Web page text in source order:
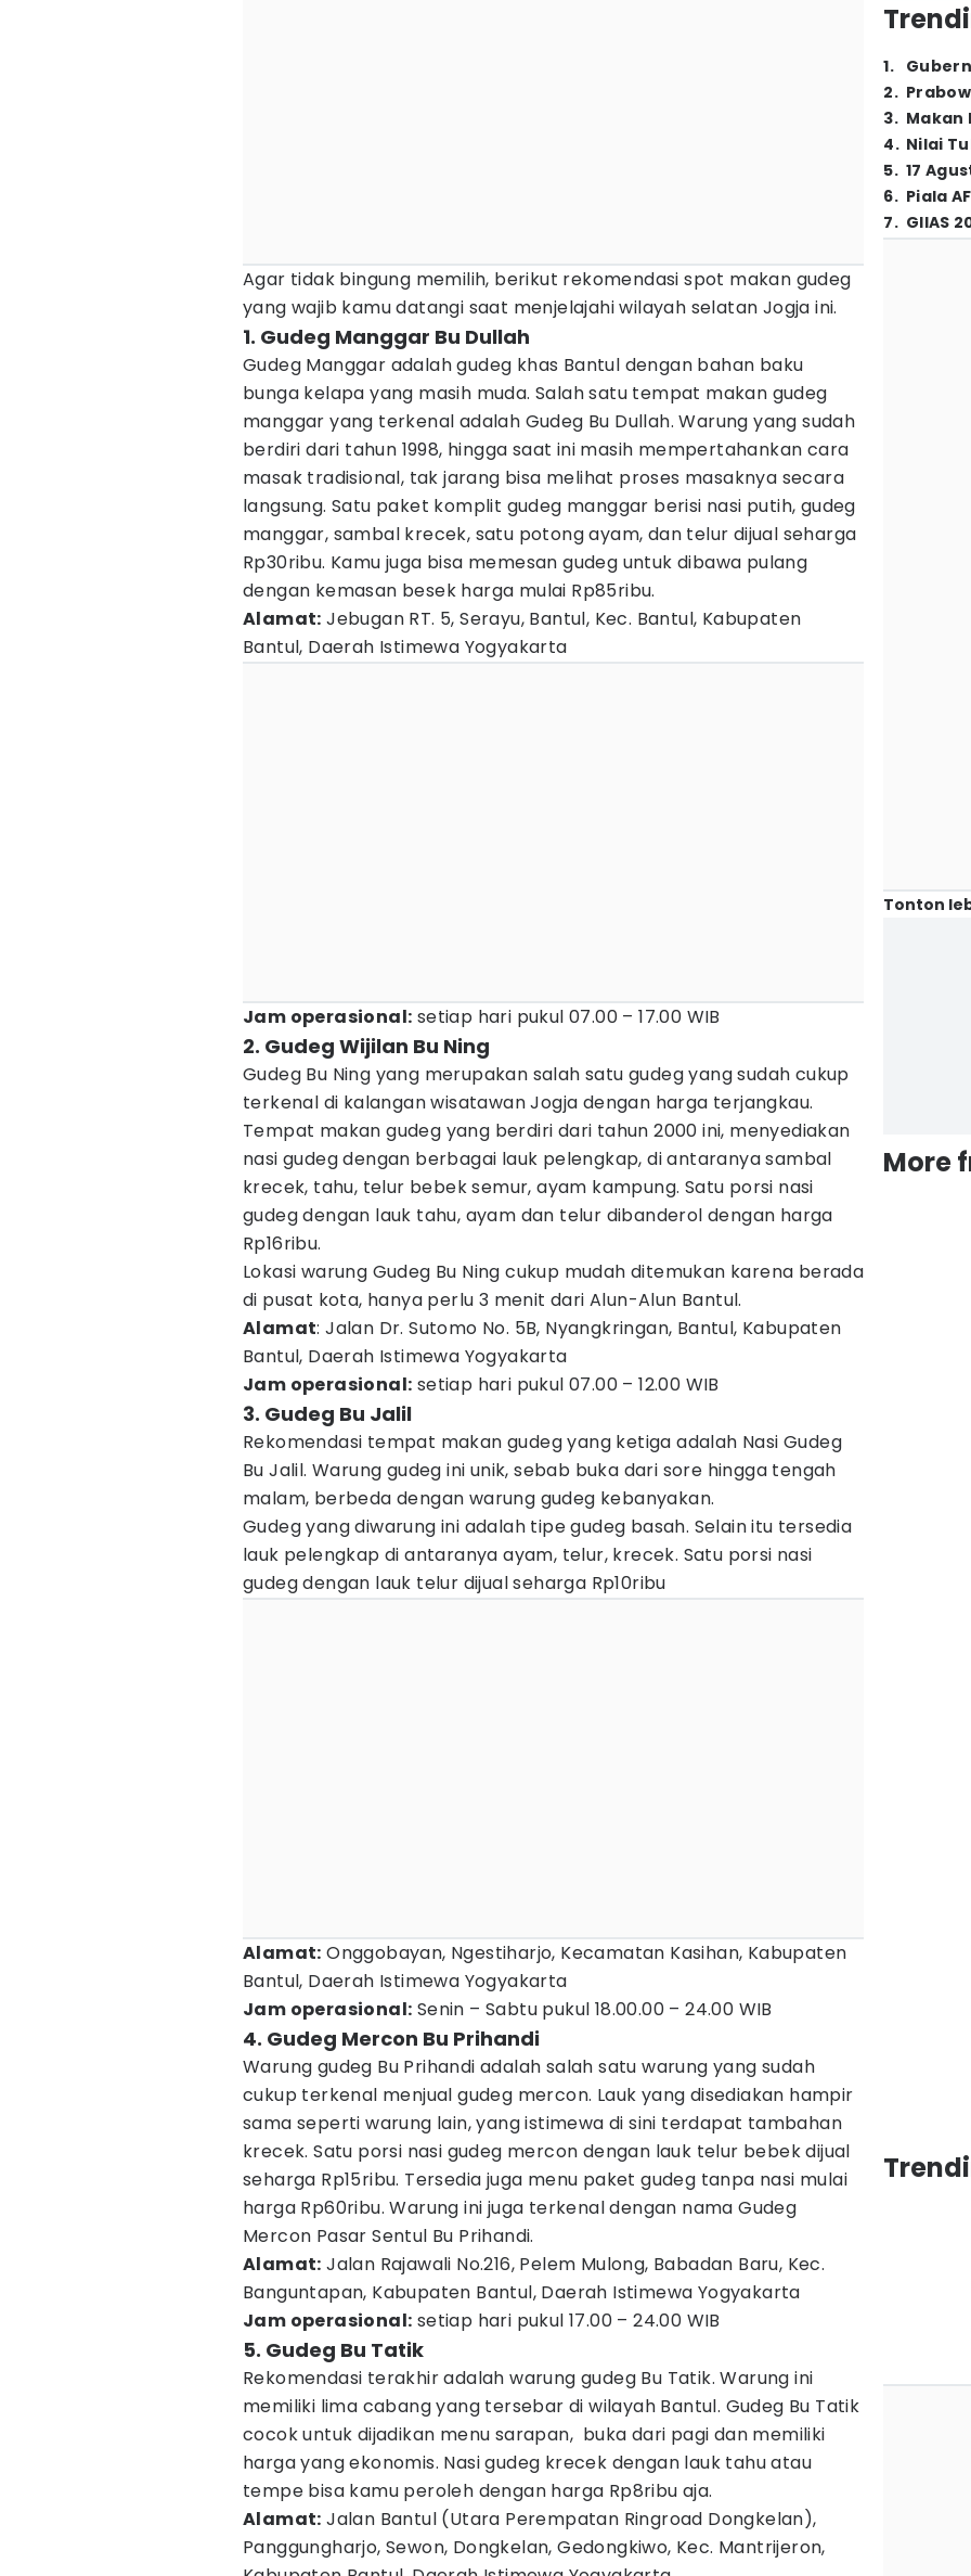
Agar tidak bingung memilih, berikut rekomendasi spot makan gudeg
yang wajib kamu datangi saat menjelajahi wilayah selatan Jogja ini.
1. Gudeg Manggar Bu Dullah
Gudeg Manggar adalah gudeg khas Bantul dengan bahan baku
bunga kelapa yang masih muda. Salah satu tempat makan gudeg
manggar yang terkenal adalah Gudeg Bu Dullah. Warung yang sudah
berdiri dari tahun 1998, hingga saat ini masih mempertahankan cara
masak tradisional, tak jarang bisa melihat proses masaknya secara
langsung. Satu paket komplit gudeg manggar berisi nasi putih, gudeg
manggar, sambal krecek, satu potong ayam, dan telur dijual seharga
Rp30ribu. Kamu juga bisa memesan gudeg untuk dibawa pulang
dengan kemasan besek harga mulai Rp85ribu.
Alamat: Jebugan RT. 5, Serayu, Bantul, Kec. Bantul, Kabupaten
Bantul, Daerah Istimewa Yogyakarta
Jam operasional: setiap hari pukul 07.00 – 17.00 WIB
2. Gudeg Wijilan Bu Ning
Gudeg Bu Ning yang merupakan salah satu gudeg yang sudah cukup
terkenal di kalangan wisatawan Jogja dengan harga terjangkau.
Tempat makan gudeg yang berdiri dari tahun 2000 ini, menyediakan
nasi gudeg dengan berbagai lauk pelengkap, di antaranya sambal
krecek, tahu, telur bebek semur, ayam kampung. Satu porsi nasi
gudeg dengan lauk tahu, ayam dan telur dibanderol dengan harga
Rp16ribu.
Lokasi warung Gudeg Bu Ning cukup mudah ditemukan karena berada
di pusat kota, hanya perlu 3 menit dari Alun-Alun Bantul.
Alamat: Jalan Dr. Sutomo No. 5B, Nyangkringan, Bantul, Kabupaten
Bantul, Daerah Istimewa Yogyakarta
Jam operasional: setiap hari pukul 07.00 – 12.00 WIB
3. Gudeg Bu Jalil
Rekomendasi tempat makan gudeg yang ketiga adalah Nasi Gudeg
Bu Jalil. Warung gudeg ini unik, sebab buka dari sore hingga tengah
malam, berbeda dengan warung gudeg kebanyakan.
Gudeg yang diwarung ini adalah tipe gudeg basah. Selain itu tersedia
lauk pelengkap di antaranya ayam, telur, krecek. Satu porsi nasi
gudeg dengan lauk telur dijual seharga Rp10ribu
Alamat: Onggobayan, Ngestiharjo, Kecamatan Kasihan, Kabupaten
Bantul, Daerah Istimewa Yogyakarta
Jam operasional: Senin – Sabtu pukul 18.00.00 – 24.00 WIB
4. Gudeg Mercon Bu Prihandi
Warung gudeg Bu Prihandi adalah salah satu warung yang sudah
cukup terkenal menjual gudeg mercon. Lauk yang disediakan hampir
sama seperti warung lain, yang istimewa di sini terdapat tambahan
krecek. Satu porsi nasi gudeg mercon dengan lauk telur bebek dijual
seharga Rp15ribu. Tersedia juga menu paket gudeg tanpa nasi mulai
harga Rp60ribu. Warung ini juga terkenal dengan nama Gudeg
Mercon Pasar Sentul Bu Prihandi.
Alamat: Jalan Rajawali No.216, Pelem Mulong, Babadan Baru, Kec.
Banguntapan, Kabupaten Bantul, Daerah Istimewa Yogyakarta
Jam operasional: setiap hari pukul 17.00 – 24.00 WIB
5. Gudeg Bu Tatik
Rekomendasi terakhir adalah warung gudeg Bu Tatik. Warung ini
memiliki lima cabang yang tersebar di wilayah Bantul. Gudeg Bu Tatik
cocok untuk dijadikan menu sarapan, buka dari pagi dan memiliki
harga yang ekonomis. Nasi gudeg krecek dengan lauk tahu atau
tempe bisa kamu peroleh dengan harga Rp8ribu aja.
Alamat: Jalan Bantul (Utara Perempatan Ringroad Dongkelan),
Panggungharjo, Sewon, Dongkelan, Gedongkiwo, Kec. Mantrijeron,
1.
2.
3. Makan
4. Nilai
5. 17
6. Piala
7. GIIAS
Tonton
More